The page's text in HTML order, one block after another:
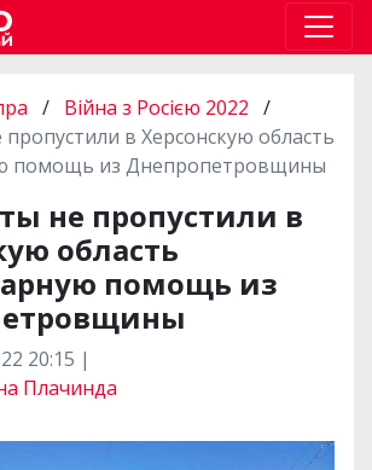
/ Війна з Росією 2022 /
в Херсонскую область
помощь из Днепропетровщины
не пропустили в
область
помощь из
20:15 |
Плачинда